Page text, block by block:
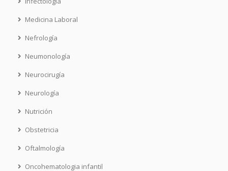
Medicina Laboral
Nefrología
Neumonología
Neurocirugía
Neurología
Nutrición
Obstetricia
Oftalmología
Oncohematologia infantil